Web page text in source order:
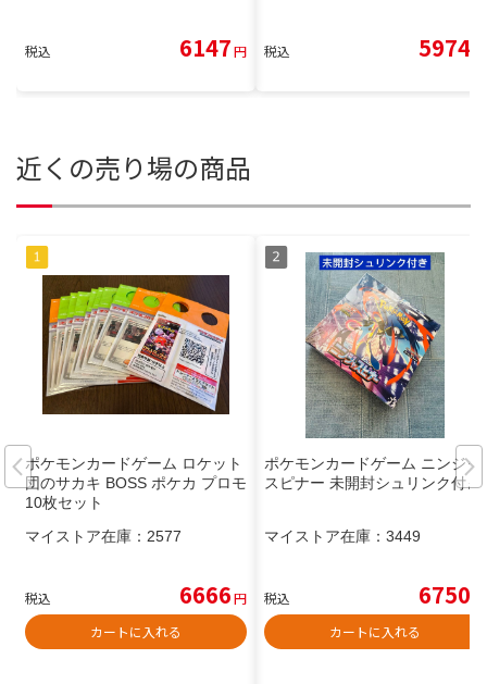
税込 6147円 税込 5974
近くの売り場の商品
ポケモンカードゲーム ロケット
団のサカキ BOSS ポケカ プロモ
10枚セット
マイストア在庫： 2577
税込 6666円
カートに入れる
ポケモンカードゲーム ニンジャ
スピナー 未開封シュリンク付き
マイストア在庫： 3449
税込 6750
カートに入れる